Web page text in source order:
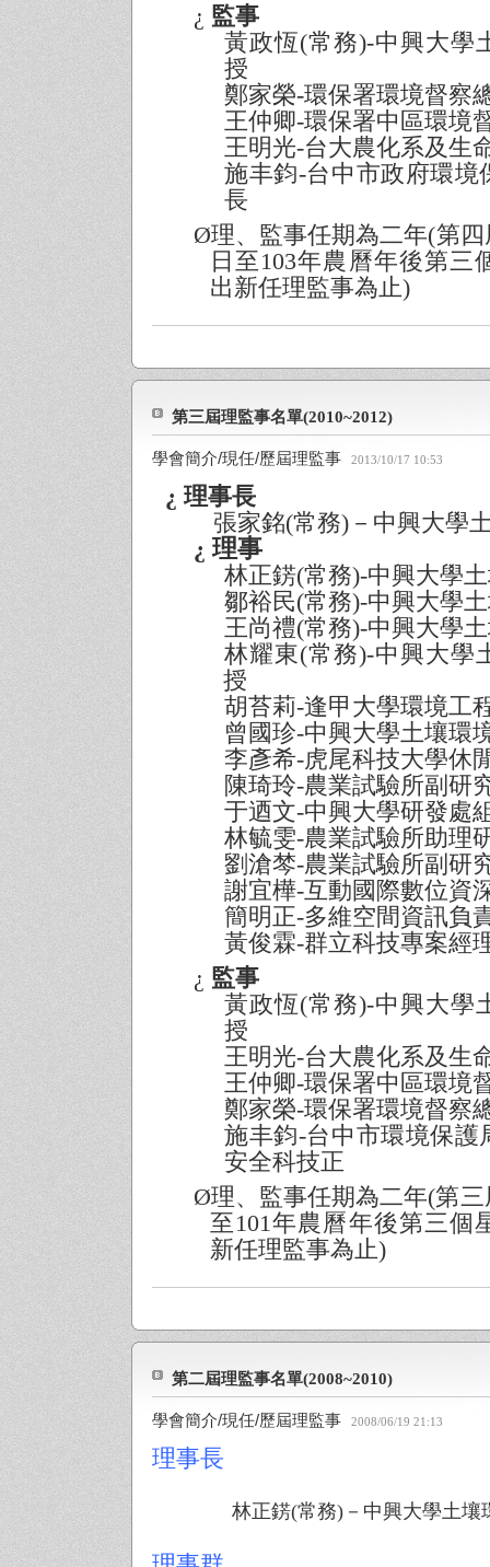
¿ 監事
黃政恆(常務)-中興大學
授
鄭家榮-環保署環境督察
王仲卿-環保署中區環境
王明光-台大農化系及生
施丰鈞-台中市政府環境
長
Ø理、監事任期為二年(第四
日至103年農曆年後第三
出新任理監事為止)
第三屆理監事名單(2010~2012)
學會簡介/現任/歷屆理監事 2013/10/17 10:53
¿ 理事長
張家銘(常務)－中興大學
¿ 理事
林正錺(常務)-中興大學
鄒裕民(常務)-中興大學
王尚禮(常務)-中興大學
林耀東(常務)-中興大學
授
胡苔莉-逢甲大學環境工
曾國珍-中興大學土壤環
李彥希-虎尾科技大學休
陳琦玲-農業試驗所副研
于迺文-中興大學研發處
林毓雯-農業試驗所助理
劉滄棽-農業試驗所副研
謝宜樺-互動國際數位資
簡明正-多維空間資訊負
黃俊霖-群立科技專案經
¿ 監事
黃政恆(常務)-中興大學
授
王明光-台大農化系及生
王仲卿-環保署中區環境
鄭家榮-環保署環境督察
施丰鈞-台中市環境保護
安全科技正
Ø理、監事任期為二年(第三
至101年農曆年後第三個
新任理監事為止)
第二屆理監事名單(2008~2010)
學會簡介/現任/歷屆理監事 2008/06/19 21:13
理事長
林正錺(常務)－中興大學土壤